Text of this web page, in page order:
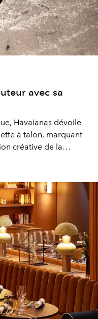
avec sa
Havaianas dévoile
à talon, marquant
créative de la